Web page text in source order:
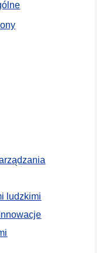
ludzkimi